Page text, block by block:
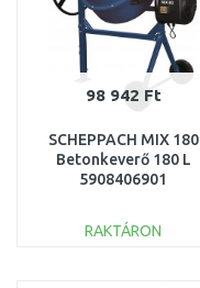
98 942 Ft
SCHEPPACH MIX 180
Betonkeverő 180 L
5908406901
RAKTÁRON